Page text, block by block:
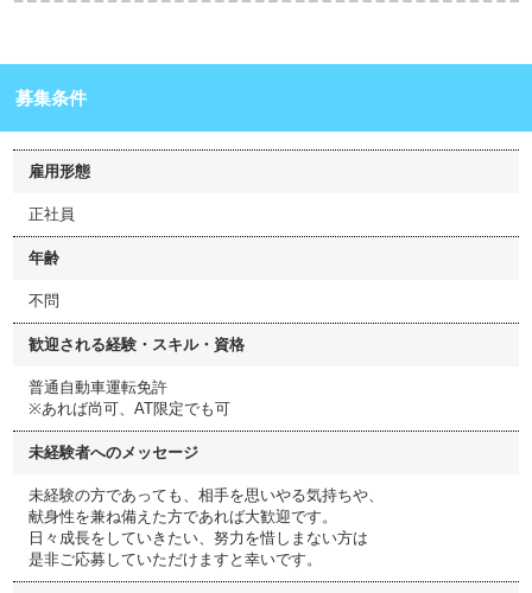
募集条件
雇用形態
正社員
年齢
不問
歓迎される経験・スキル・資格
普通自動車運転免許
※あれば尚可、AT限定でも可
未経験者へのメッセージ
未経験の方であっても、相手を思いやる気持ちや、
献身性を兼ね備えた方であれば大歓迎です。
日々成長をしていきたい、努力を惜しまない方は
是非ご応募していただけますと幸いです。